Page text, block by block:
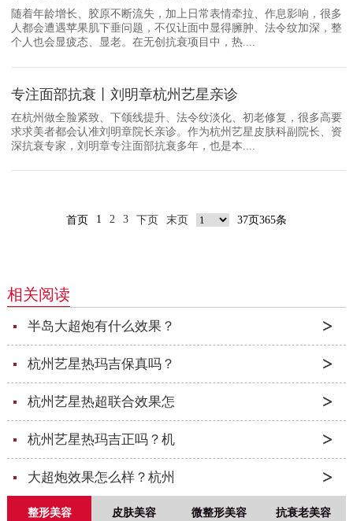
随着年龄增长、胶原不断流失，加上日常表情牵拉、作息影响，很多
人都会遭遇苹果肌下垂问题，不仅让面中显得臃肿、法令纹加深，整
个人也会显疲态、显老。在无创抗衰项目中，热....
专注面部抗衰丨刘明章杭州艺星亲诊
在杭州做全脸紧致、下颌线提升、法令纹淡化、初老修复，很多高要
求求美者都会认准刘明章院长亲诊。作为杭州艺星皮肤科副院长、资
深抗衰专家，刘明章专注面部抗衰多年，也是本....
首页 1 2 3 下页 末页 37页365条
相关阅读
半岛大超炮有什么效果？
杭州艺星热玛吉保真吗？
杭州艺星热超联合效果怎
杭州艺星热玛吉正吗？机
大超炮效果怎么样？杭州
整形美容 皮肤美容 微整形美容 抗衰老美容